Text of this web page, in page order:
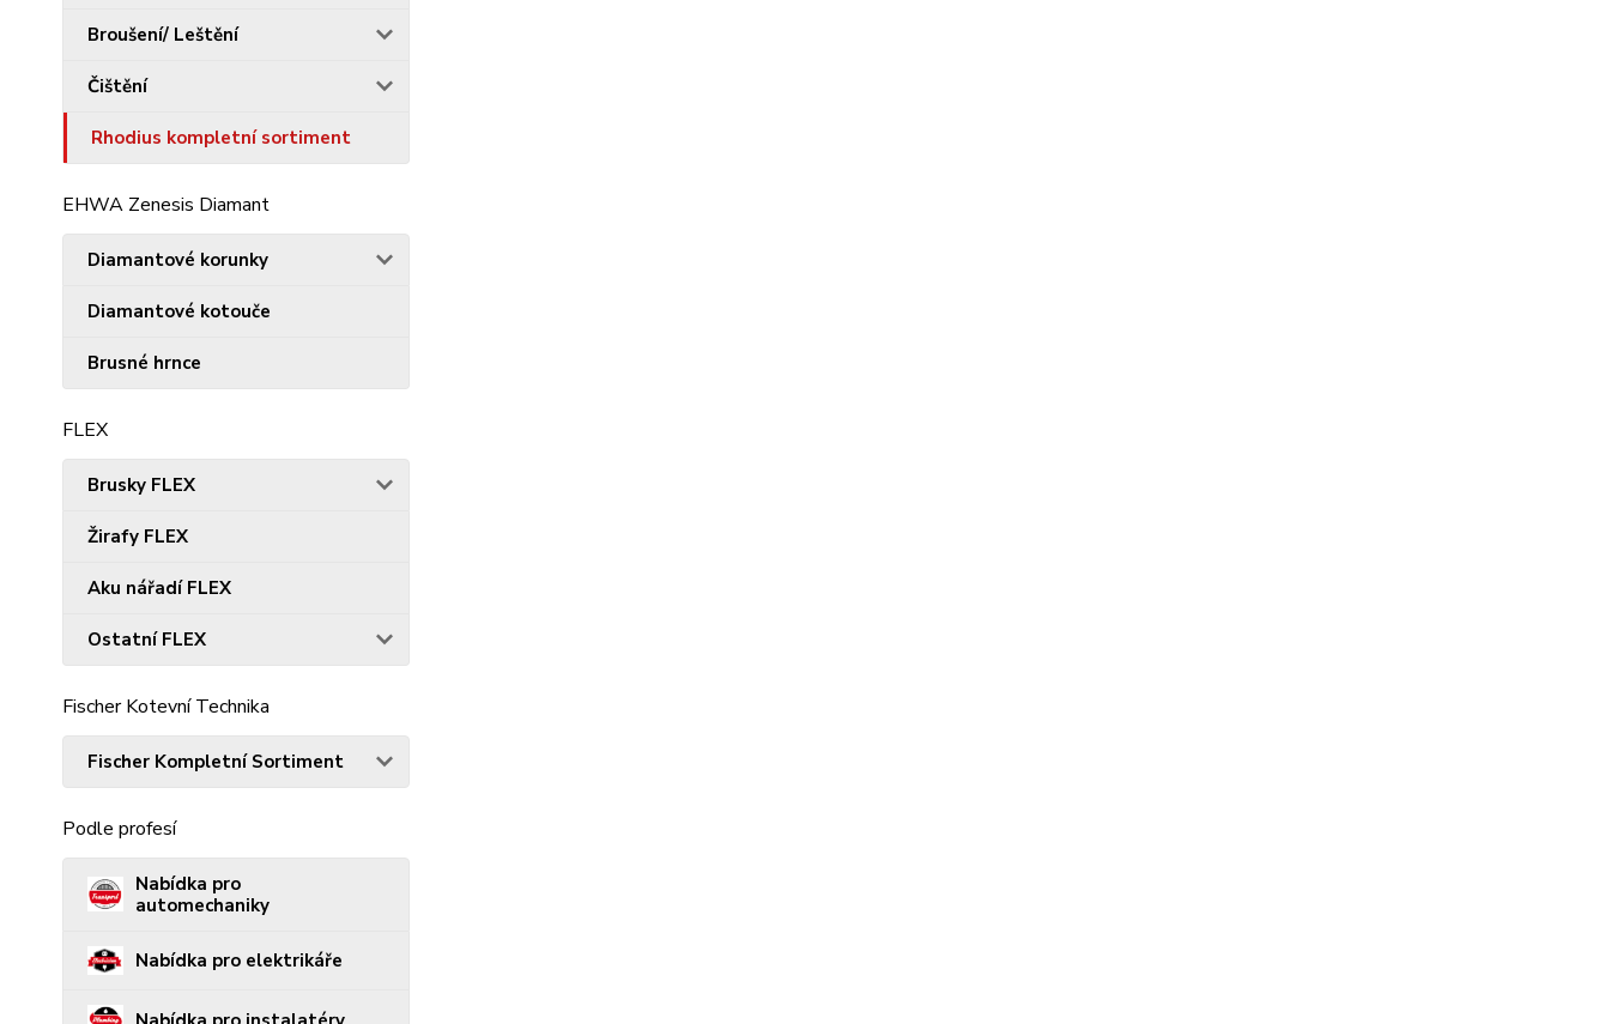
Broušení/ Leštění
Čištění
Rhodius kompletní sortiment
EHWA Zenesis Diamant
Diamantové korunky
Diamantové kotouče
Brusné hrnce
FLEX
Brusky FLEX
Žirafy FLEX
Aku nářadí FLEX
Ostatní FLEX
Fischer Kotevní Technika
Fischer Kompletní Sortiment
Podle profesí
Nabídka pro
automechaniky
Nabídka pro elektrikáře